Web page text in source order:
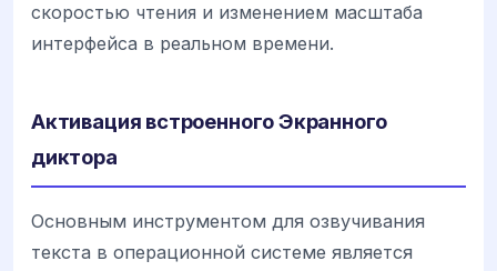
скоростью чтения и изменением масштаба
интерфейса в реальном времени.
Активация встроенного Экранного
диктора
Основным инструментом для озвучивания
текста в операционной системе является